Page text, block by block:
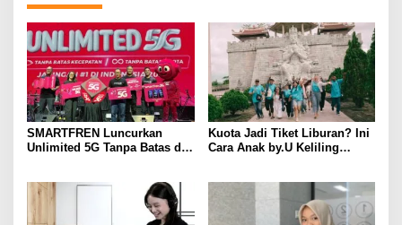
SMARTFREN Luncurkan
Unlimited 5G Tanpa Batas di
Kuota Jadi Tiket Liburan? Ini
Cara Anak by.U Keliling